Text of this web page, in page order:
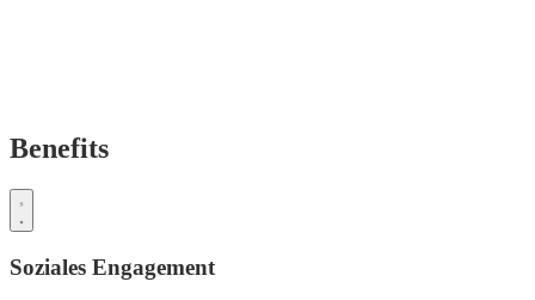
Benefits
Soziales Engagement